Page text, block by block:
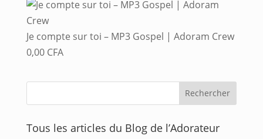
Je compte sur toi – MP3 Gospel | Adoram Crew
0,00 CFA
Tous les articles du Blog de l’Adorateur